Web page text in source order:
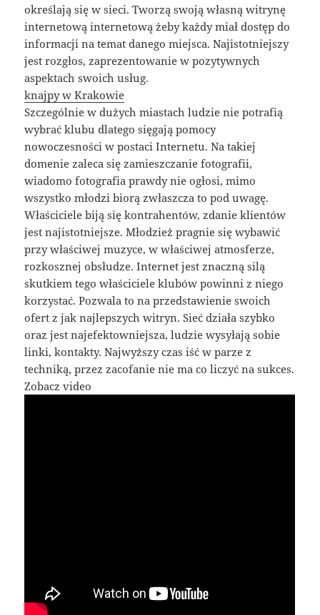
określają się w sieci. Tworzą swoją własną witrynę
internetową internetową żeby każdy miał dostęp do
informacji na temat danego miejsca. Najistotniejszy
jest rozgłos, zaprezentowanie w pozytywnych
aspektach swoich usług.
knajpy w Krakowie
Szczególnie w dużych miastach ludzie nie potrafią
wybrać klubu dlatego sięgają pomocy
nowoczesności w postaci Internetu. Na takiej
domenie zaleca się zamieszczanie fotografii,
wiadomo fotografia prawdy nie ogłosi, mimo
wszystko młodzi biorą zwłaszcza to pod uwagę.
Właściciele biją się kontrahentów, zdanie klientów
jest najistotniejsze. Młodzież pragnie się wybawić
przy właściwej muzyce, w właściwej atmosferze,
rozkosznej obsłudze. Internet jest znaczną silą
skutkiem tego właściciele klubów powinni z niego
korzystać. Pozwala to na przedstawienie swoich
ofert z jak najlepszych witryn. Sieć działa szybko
oraz jest najefektowniejsza, ludzie wysyłają sobie
linki, kontakty. Najwyższy czas iść w parze z
techniką, przez zacofanie nie ma co liczyć na sukces.
Zobacz video